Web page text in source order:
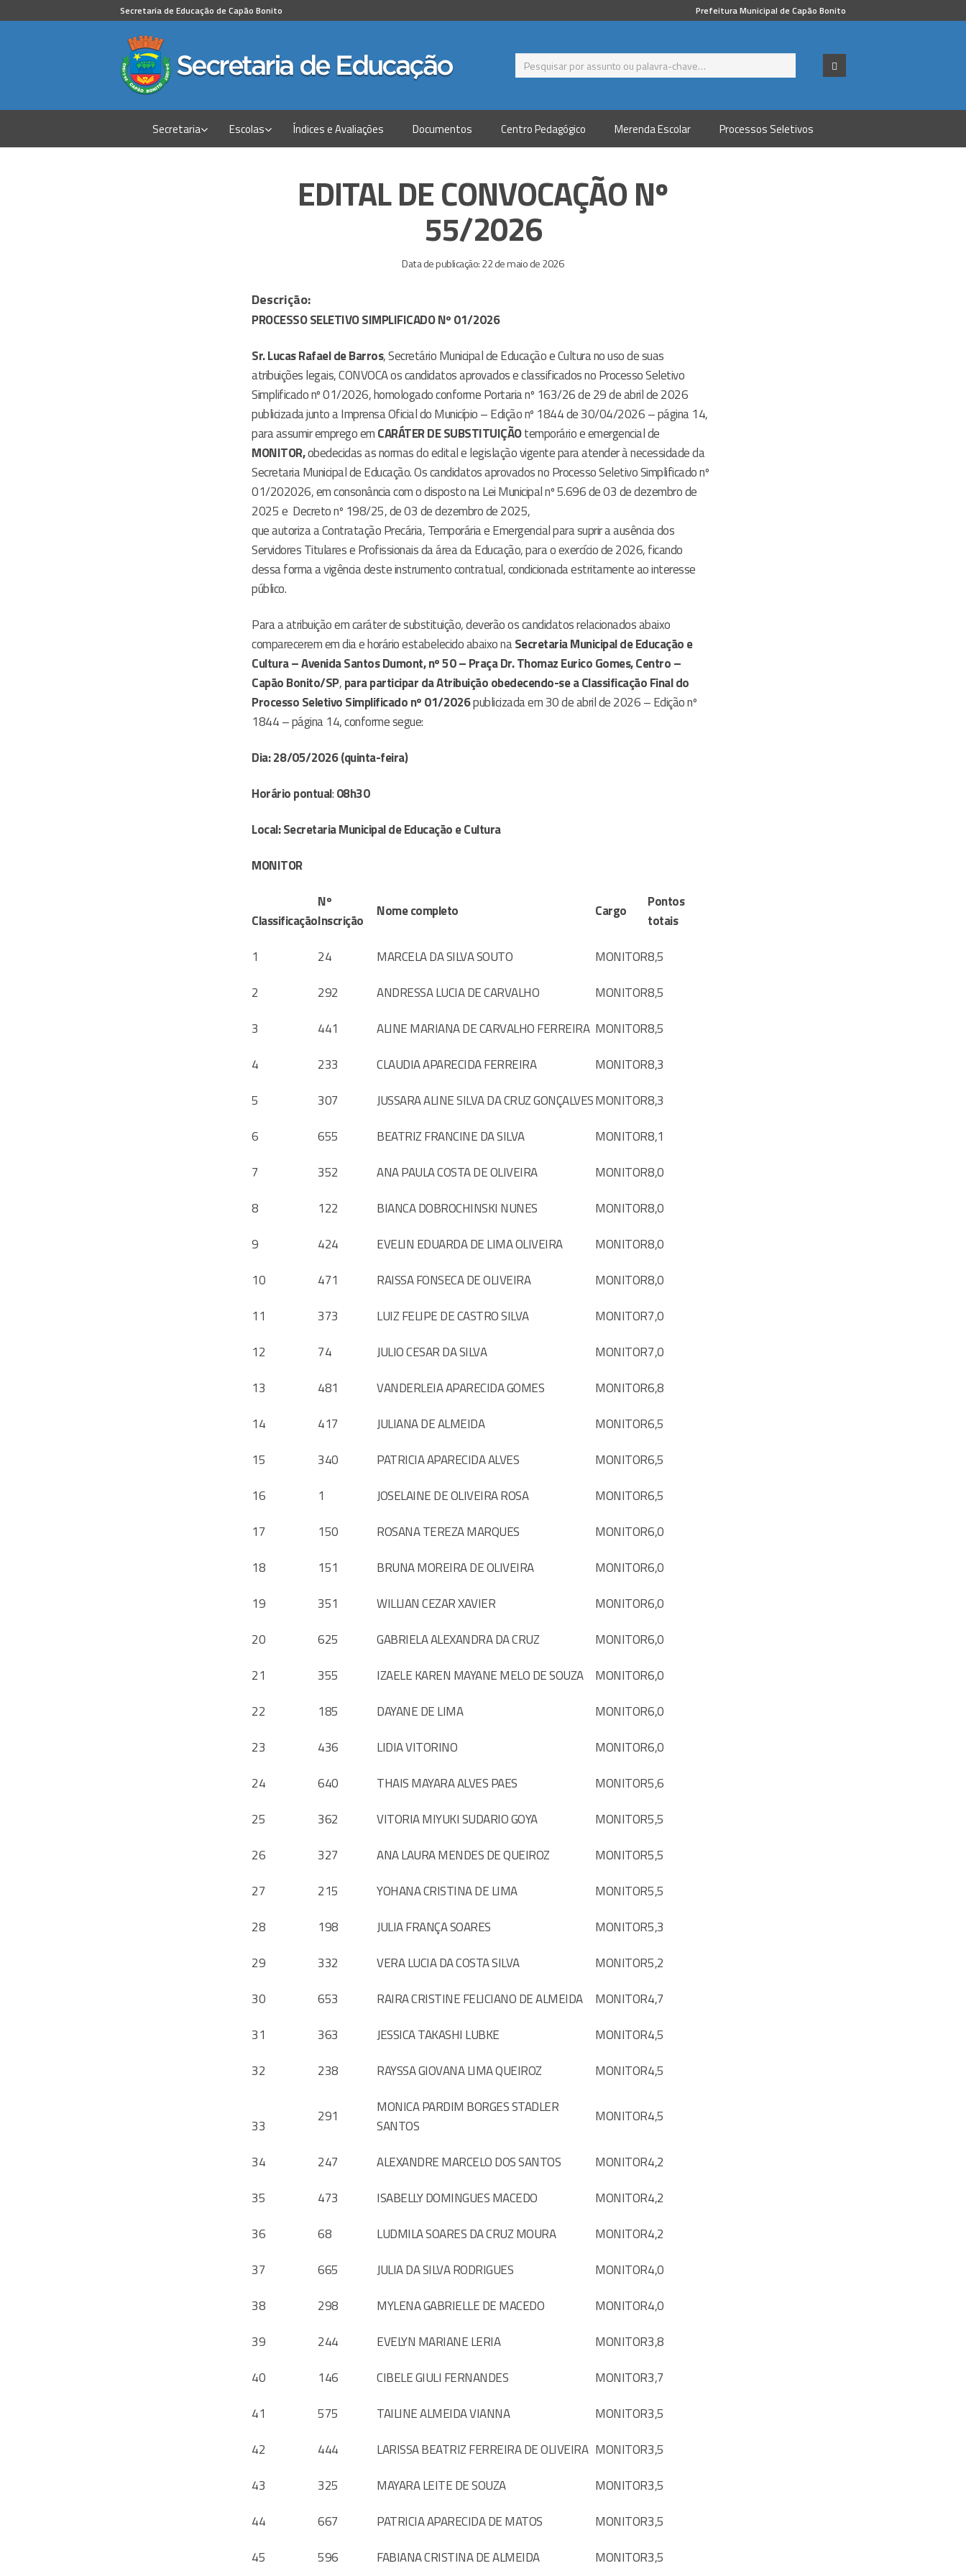
Secretaria de Educação de Capão Bonito Prefeitura Municipal de Capão Bonito
Secretaria Escolas Índices e Avaliações Documentos Centro Pedagógico Merenda Escolar Processos Seletivos
EDITAL DE CONVOCAÇÃO Nº
55/2026
Data de publicação: 22 de maio de 2026
Descrição:
PROCESSO SELETIVO SIMPLIFICADO Nº 01/2026
Sr. Lucas Rafael de Barros, Secretário Municipal de Educação e Cultura no uso de suas
atribuições legais, CONVOCA os candidatos aprovados e classificados no Processo Seletivo
Simplificado nº 01/2026, homologado conforme Portaria nº 163/26 de 29 de abril de 2026
publicizada junto a Imprensa Oficial do Município – Edição nº 1844 de 30/04/2026 – página 14,
para assumir emprego emCARÁTER DE SUBSTITUIÇÃOtemporário e emergencial de
MONITOR,obedecidas as normas do edital e legislação vigente para atender à necessidade da
Secretaria Municipal de Educação. Os candidatos aprovados no Processo Seletivo Simplificado nº
01/202026, em consonância com o disposto na Lei Municipalnº 5.696 de 03 de dezembro de
2025 e Decreto nº 198/25, de 03 de dezembro de 2025,
que autoriza a Contratação Precária, Temporária e Emergencial para suprir a ausência dos
Servidores Titulares e Profissionais da área da Educação, para o exercício de 2026, ficando
dessa forma a vigência deste instrumento contratual, condicionada estritamente ao interesse
público.
Para a atribuição em caráter de substituição, deverão os candidatos relacionados abaixo
comparecerem em dia e horário estabelecido abaixo naSecretaria Municipal de Educação e
Cultura – Avenida Santos Dumont, nº 50 – Praça Dr. Thomaz Eurico Gomes, Centro –
Capão Bonito/SP,para participar da Atribuiçãoobedecendo-se a Classificação Final do
Processo Seletivo Simplificado nº 01/2026publicizada em 30 de abril de 2026 – Edição nº
1844 – página 14, conforme segue:
Dia: 28/05/2026 (quinta-feira)
Horário pontual:08h30
Local: Secretaria Municipal de Educação e Cultura
MONITOR
Classificação
Nº
Inscrição
Nome completo Cargo
Pontos
totais
1
24 MARCELA DA SILVA SOUTO MONITOR8,5
2
292 ANDRESSA LUCIA DE CARVALHO MONITOR8,5
3
441 ALINE MARIANA DE CARVALHO FERREIRA MONITOR8,5
4
233 CLAUDIA APARECIDA FERREIRA MONITOR8,3
5
307 JUSSARA ALINE SILVA DA CRUZ GONÇALVESMONITOR8,3
6
655 BEATRIZ FRANCINE DA SILVA MONITOR8,1
7
352 ANA PAULA COSTA DE OLIVEIRA MONITOR8,0
8
122 BIANCA DOBROCHINSKI NUNES MONITOR8,0
9
424 EVELIN EDUARDA DE LIMA OLIVEIRA MONITOR8,0
10
471 RAISSA FONSECA DE OLIVEIRA MONITOR8,0
11
373 LUIZ FELIPE DE CASTRO SILVA MONITOR7,0
12
74 JULIO CESAR DA SILVA MONITOR7,0
13
481 VANDERLEIA APARECIDA GOMES MONITOR6,8
14
417 JULIANA DE ALMEIDA MONITOR6,5
15
340 PATRICIA APARECIDA ALVES MONITOR6,5
16
1 JOSELAINE DE OLIVEIRA ROSA MONITOR6,5
17
150 ROSANA TEREZA MARQUES MONITOR6,0
18
151 BRUNA MOREIRA DE OLIVEIRA MONITOR6,0
19
351 WILLIAN CEZAR XAVIER MONITOR6,0
20
625 GABRIELA ALEXANDRA DA CRUZ MONITOR6,0
21
355 IZAELE KAREN MAYANE MELO DE SOUZA MONITOR6,0
22
185 DAYANE DE LIMA MONITOR6,0
23
436 LIDIA VITORINO MONITOR6,0
24
640 THAIS MAYARA ALVES PAES MONITOR5,6
25
362 VITORIA MIYUKI SUDARIO GOYA MONITOR5,5
26
327 ANA LAURA MENDES DE QUEIROZ MONITOR5,5
27
215 YOHANA CRISTINA DE LIMA MONITOR5,5
28
198 JULIA FRANÇA SOARES MONITOR5,3
29
332 VERA LUCIA DA COSTA SILVA MONITOR5,2
30
653 RAIRA CRISTINE FELICIANO DE ALMEIDA MONITOR4,7
31
363 JESSICA TAKASHI LUBKE MONITOR4,5
32
238 RAYSSA GIOVANA LIMA QUEIROZ MONITOR4,5
33
291
MONICA PARDIM BORGES STADLER
SANTOS
MONITOR4,5
34 247 ALEXANDRE MARCELO DOS SANTOS MONITOR4,2
35
473 ISABELLY DOMINGUES MACEDO MONITOR4,2
36
68 LUDMILA SOARES DA CRUZ MOURA MONITOR4,2
37
665 JULIA DA SILVA RODRIGUES MONITOR4,0
38
298 MYLENA GABRIELLE DE MACEDO MONITOR4,0
39
244 EVELYN MARIANE LERIA MONITOR3,8
40
146 CIBELE GIULI FERNANDES MONITOR3,7
41
575 TAILINE ALMEIDA VIANNA MONITOR3,5
42
444 LARISSA BEATRIZ FERREIRA DE OLIVEIRA MONITOR3,5
43
325 MAYARA LEITE DE SOUZA MONITOR3,5
44
667 PATRICIA APARECIDA DE MATOS MONITOR3,5
45
596 FABIANA CRISTINA DE ALMEIDA MONITOR3,5